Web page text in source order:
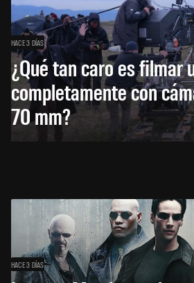
HACE 3 DÍAS
¿Qué tan caro es filmar
completamente con
70 mm?
HACE 3 DÍAS